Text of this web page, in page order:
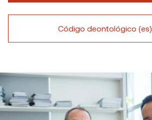
Código deontológico (es)